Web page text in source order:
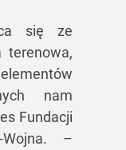
się ze
terenowa,
nam
Fundacji
Wojna. –